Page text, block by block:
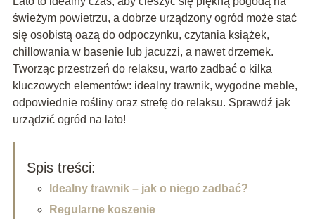
świeżym powietrzu, a dobrze urządzony ogród może stać
się osobistą oazą do odpoczynku, czytania książek,
chillowania w basenie lub jacuzzi, a nawet drzemek.
Tworząc przestrzeń do relaksu, warto zadbać o kilka
kluczowych elementów: idealny trawnik, wygodne meble,
odpowiednie rośliny oraz strefę do relaksu. Sprawdź jak
urządzić ogród na lato!
Spis treści:
Idealny trawnik – jak o niego zadbać?
Regularne koszenie